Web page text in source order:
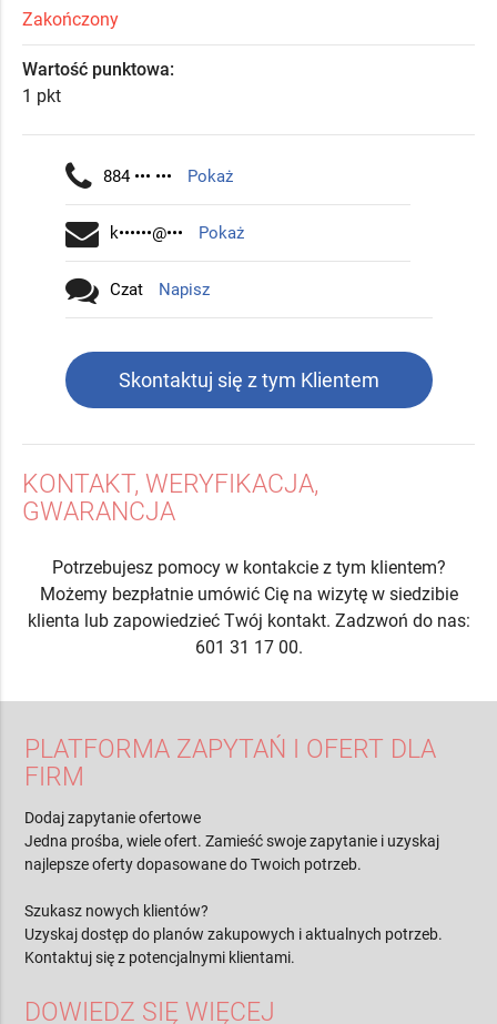
Zakończony
Wartość punktowa:
1 pkt
884 ••• ••• Pokaż
k••••••@••• Pokaż
Czat Napisz
Skontaktuj się z tym Klientem
KONTAKT, WERYFIKACJA,
GWARANCJA
Potrzebujesz pomocy w kontakcie z tym klientem?
Możemy bezpłatnie umówić Cię na wizytę w siedzibie
klienta lub zapowiedzieć Twój kontakt. Zadzwoń do nas:
601 31 17 00.
PLATFORMA ZAPYTAŃ I OFERT DLA
FIRM
Dodaj zapytanie ofertowe
Jedna prośba, wiele ofert. Zamieść swoje zapytanie i uzyskaj
najlepsze oferty dopasowane do Twoich potrzeb.
Szukasz nowych klientów?
Uzyskaj dostęp do planów zakupowych i aktualnych potrzeb.
Kontaktuj się z potencjalnymi klientami.
DOWIEDZ SIĘ WIĘCEJ